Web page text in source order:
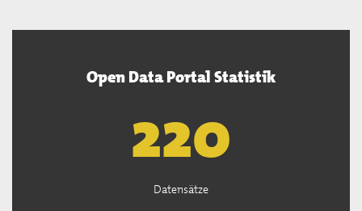
Open Data Portal Statistik
222
Datensätze